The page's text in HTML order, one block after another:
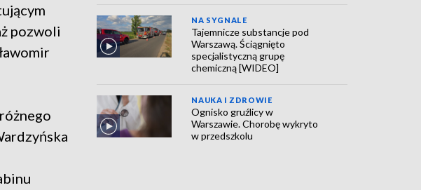
pozwoli
NA SYGNALE
Tajemnicze substancje pod
Warszawą. Ściągnięto
specjalistyczną grupę
chemiczną [WIDEO]
NAUKA I ZDROWIE
Ognisko gruźlicy w
Warszawie. Chorobę wykryto
w przedszkolu